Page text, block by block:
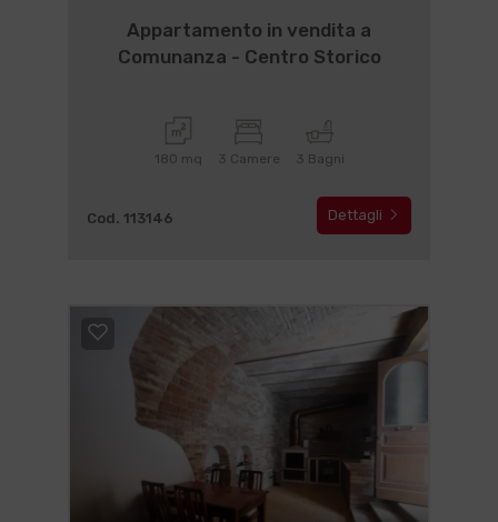
Appartamento in vendita a
Comunanza - Centro Storico
180 mq 3 Camere 3 Bagni
Cod. 113146 Dettagli